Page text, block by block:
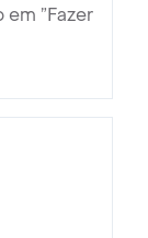
”Fazer